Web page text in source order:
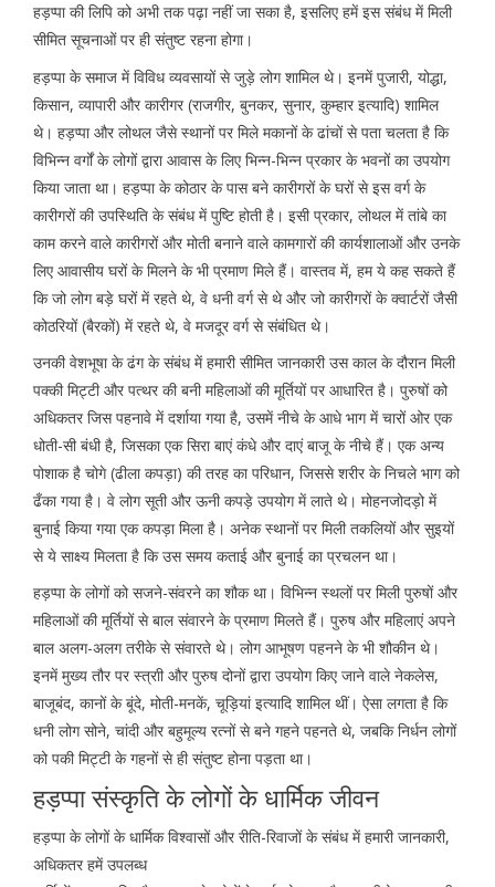
हड़प्पा की लिपि को अभी तक पढ़ा नहीं जा सका है, इसलिए हमें इस संबंध में मिली
सीमित सूचनाओं पर ही संतुष्ट रहना होगा।
हड़प्पा के समाज में विविध व्यवसायों से जुड़े लोग शामिल थे। इनमें पुजारी, योद्धा,
किसान, व्यापारी और कारीगर (राजगीर, बुनकर, सुनार, कुम्हार इत्यादि) शामिल
थे। हड़प्पा और लोथल जैसे स्थानों पर मिले मकानों के ढांचों से पता चलता है कि
विभिन्न वर्गों के लोगों द्वारा आवास के लिए भिन्न-भिन्न प्रकार के भवनों का उपयोग
किया जाता था। हड़प्पा के कोठार के पास बने कारीगरों के घरों से इस वर्ग के
कारीगरों की उपस्थिति के संबंध में पुष्टि होती है। इसी प्रकार, लोथल में तांबे का
काम करने वाले कारीगरों और मोती बनाने वाले कामगारों की कार्यशालाओं और उनके
लिए आवासीय घरों के मिलने के भी प्रमाण मिले हैं। वास्तव में, हम ये कह सकते हैं
कि जो लोग बड़े घरों में रहते थे, वे धनी वर्ग से थे और जो कारीगरों के क्वार्टरों जैसी
कोठरियों (बैरकों) में रहते थे, वे मजदूर वर्ग से संबंधित थे।
उनकी वेशभूषा के ढंग के संबंध में हमारी सीमित जानकारी उस काल के दौरान मिली
पक्की मिट्टी और पत्थर की बनी महिलाओं की मूर्तियों पर आधारित है। पुरुषों को
अधिकतर जिस पहनावे में दर्शाया गया है, उसमें नीचे के आधे भाग में चारों ओर एक
धोती-सी बंधी है, जिसका एक सिरा बाएं कंधे और दाएं बाजू के नीचे हैं। एक अन्य
पोशाक है चोगे (ढीला कपड़ा) की तरह का परिधान, जिससे शरीर के निचले भाग को
ढँका गया है। वे लोग सूती और ऊनी कपड़े उपयोग में लाते थे। मोहनजोदड़ो में
बुनाई किया गया एक कपड़ा मिला है। अनेक स्थानों पर मिली तकलियों और सुइयों
से ये साक्ष्य मिलता है कि उस समय कताई और बुनाई का प्रचलन था।
हड़प्पा के लोगों को सजने-संवरने का शौक था। विभिन्न स्थलों पर मिली पुरुषों और
महिलाओं की मूर्तियों से बाल संवारने के प्रमाण मिलते हैं। पुरुष और महिलाएं अपने
बाल अलग-अलग तरीके से संवारते थे। लोग आभूषण पहनने के भी शौकीन थे।
इनमें मुख्य तौर पर स्त्राी और पुरुष दोनों द्वारा उपयोग किए जाने वाले नेकलेस,
बाजूबंद, कानों के बूंदे, मोती-मनकें, चूड़ियां इत्यादि शामिल थीं। ऐसा लगता है कि
धनी लोग सोने, चांदी और बहुमूल्य रत्नों से बने गहने पहनते थे, जबकि निर्धन लोगों
को पकी मिट्टी के गहनों से ही संतुष्ट होना पड़ता था।
हड़प्पा संस्कृति के लोगों के धार्मिक जीवन
हड़प्पा के लोगों के धार्मिक विश्वासों और रीति-रिवाजों के संबंध में हमारी जानकारी,
अधिकतर हमें उपलब्ध